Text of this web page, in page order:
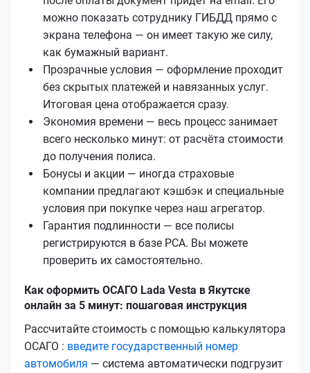
можно показать сотруднику ГИБДД прямо с
экрана телефона — он имеет такую же силу,
как бумажный вариант.
Прозрачные условия — оформление проходит
без скрытых платежей и навязанных услуг.
Итоговая цена отображается сразу.
Экономия времени — весь процесс занимает
всего несколько минут: от расчёта стоимости
до получения полиса.
Бонусы и акции — иногда страховые
компании предлагают кэшбэк и специальные
условия при покупке через наш агрегатор.
Гарантия подлинности — все полисы
регистрируются в базе РСА. Вы можете
проверить их самостоятельно.
Как оформить ОСАГО Lada Vesta в Якутске
онлайн за 5 минут: пошаговая инструкция
Рассчитайте стоимость с помощью калькулятора
ОСАГО : введите государственный номер
автомобиля — система автоматически подгрузит